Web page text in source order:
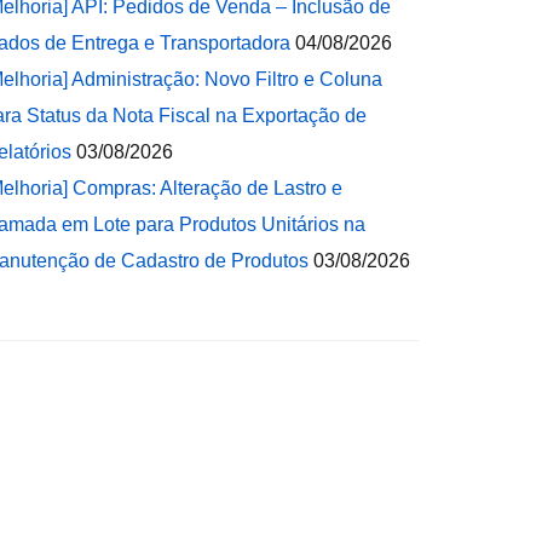
API: Pedidos de Venda – Inclusão de
de Entrega e Transportadora 04/08/2026
Administração: Novo Filtro e Coluna
Status da Nota Fiscal na Exportação de
03/08/2026
Compras: Alteração de Lastro e
em Lote para Produtos Unitários na
de Cadastro de Produtos 03/08/2026